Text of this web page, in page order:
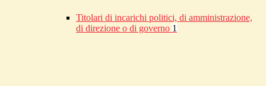
Titolari di incarichi politici, di amministrazione,
di direzione o di governo 1